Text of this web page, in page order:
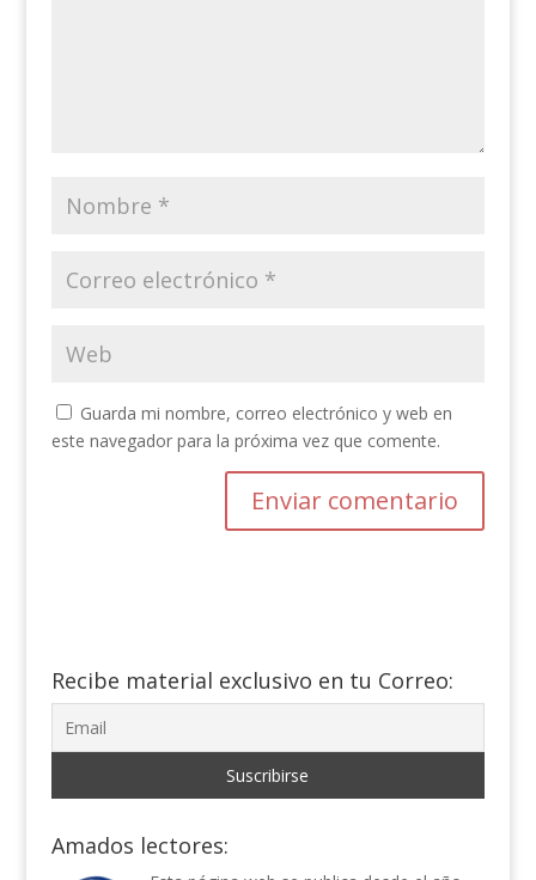
Guarda mi nombre, correo electrónico y web en
este navegador para la próxima vez que comente.
Recibe material exclusivo en tu Correo:
Amados lectores: